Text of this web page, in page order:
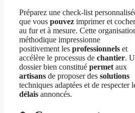
Préparez une check-list
que vous pouvez imprimer et cocher
au fur et à mesure. Cette
méthodique impressionne
positivement les professionnels et
accélère le processus de chantier.
dossier bien constitué permet aux
artisans de proposer des solutions
techniques adaptées et de respecter
délais annoncés.